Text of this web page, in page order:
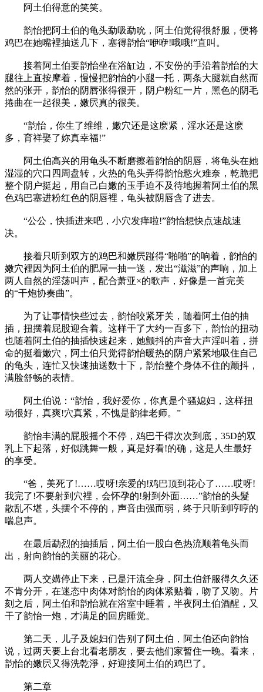
阿土伯得意的笑笑。
韵怡把阿土伯的龟头勐吸勐吮，阿土伯觉得很舒服，便将
鸡巴在她嘴裡抽送几下，塞得韵怡“咿咿!哦哦!”直叫。
接着阿土伯要韵怡坐在浴缸边，不安份的手沿着韵怡的大
腿往上直按摩着，慢慢把韵怡的小腿一托，两条大腿就自然而
然的张开，韵怡的阴唇张得很开，阴户粉红一片，黑色的阴毛
捲曲在一起很美，嫩屄真的很美。
“韵怡，你生了维维，嫩穴还是这麽紧，淫水还是这麽
多，育祥娶了妳真幸福!”
阿土伯高兴的用龟头不断磨擦着韵怡的阴唇，将龟头在她
湿湿的穴口四周盘转，火热的龟头弄得韵怡慾火难奈，乾脆把
整个阴户挺起，用自己白嫩的玉手迫不及待地握着阿土伯的黑
色鸡巴塞进粉红色的阴唇裡，龟头被阴唇含了进去。
“公公，快插进来吧，小穴发痒啦!”韵怡想快点速战速
决。
接着只听到双方的鸡巴和嫩屄踫得“啪啪”的响着，韵怡的
嫩穴裡因为阿土伯的肥屌一抽一送，发出“滋滋”的声响，加上
两人自然的淫荡叫声，配合萧亚×的歌声，好像是一首完美
的“干炮协奏曲”。
为了让事情快些过去，韵怡咬紧牙关，随着阿土伯的抽
插，扭摆着屁股迎合着。这样干了大约一百多下，韵怡的扭动
也随着阿土伯的抽插快速起来，她颤抖的声音大声淫叫着，拼
命的挺着嫩穴，阿土伯只觉得韵怡暖热的阴户紧紧地吸住自己
的龟头，连忙又快速抽送数十下，韵怡整个身体不住的颤抖，
满脸舒畅的表情。
阿土伯说：“韵怡，我好爱你，你真是个骚媳妇，这样扭
动很好，真爽!穴真紧，不愧是韵律老师。”
韵怡丰满的屁股摇个不停，鸡巴干得次次到底，35D的双
乳上下起落，好似跳舞一般，真是好看!的确，这是人生最好
的享受。
“爸，美死了!……哎呀!亲爱的!鸡巴顶到花心了……哎呀!
我完了!不要射到穴裡，会怀孕的!射到外面……”韵怡的头髮
散乱不堪，头摆个不停的，声音由强而弱，终于只听到哼哼的
喘息声。
在最后勐烈的抽插后，阿土伯一股白色热流顺着龟头而
出，射向韵怡的美丽的花心。
两人交媾停止下来，已是汗流全身，阿土伯舒服得久久还
不肯分开，在迷态中肉体对韵怡的肉体紧贴着，吻了又吻。片
刻之后，阿土伯和韵怡就在浴室中睡着，半夜阿土伯酒醒，又
干了韵怡一炮，才满足的回房睡觉。
第二天，儿子及媳妇们告别了阿土伯，阿土伯还向韵怡
说，过两天要上台北看老朋友，要去他们家暂住一晚。看来，
韵怡的嫩屄又得洗乾淨，好迎接阿土伯的鸡巴了。
第二章